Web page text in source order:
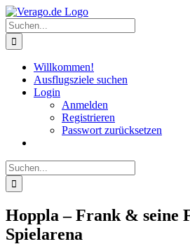
Zum
Inhalt
springen
Suche
nach:
Willkommen!
Ausflugsziele suchen
Login
Anmelden
Registrieren
Passwort zurücksetzen
Suche
nach:
Hoppla – Frank & seine
Spielarena